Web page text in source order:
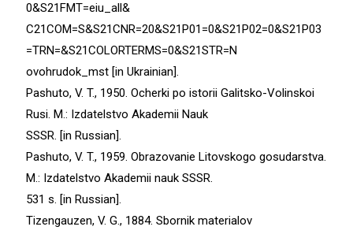
0&S21FMT=eiu_all&
C21COM=S&S21CNR=20&S21P01=0&S21P02=0&S21P03
=TRN=&S21COLORTERMS=0&S21STR=N
ovohrudok_mst [in Ukrainian].
Pashuto, V. T., 1950. Ocherki po istorii Galitsko-Volinskoi
Rusi. M.: Izdatelstvo Akademii Nauk
SSSR. [in Russian].
Pashuto, V. T., 1959. Obrazovanie Litovskogo gosudarstva.
M.: Izdatelstvo Akademii nauk SSSR.
531 s. [in Russian].
Tizengauzen, V. G., 1884. Sbornik materіalov